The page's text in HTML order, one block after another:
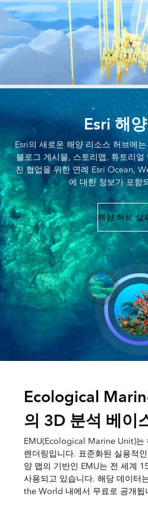
Esri 해
Esri의 새로운 해양 리소스 허브에
블로그 게시물, 스토리맵, 튜토리
친 협업을 위한 연례 Esri Ocean,
에 대한 정보가 포함
해양 허브 살
Ecological
의 3D 분석 베이
EMU(Ecological Marine Unit)는
렌더링입니다. 표준화된 실용적
양 맵의 기반인 EMU는 전 세계
사용되고 있습니다. 해당 데이터
the World 내에서 무료로 공개됩